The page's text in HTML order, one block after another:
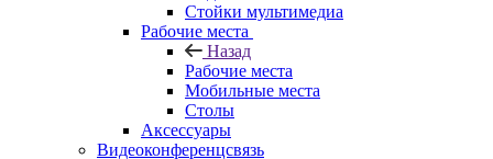
Стойки мультимедиа
Рабочие места
Назад
Рабочие места
Мобильные места
Столы
Аксессуары
Видеоконференцсвязь